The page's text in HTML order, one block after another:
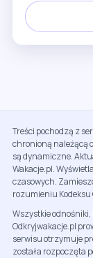
Treści pochodzą z
chronioną należącą
są dynamiczne.
Wakacje.pl.
czasowych.
rozumieniu Kodeksu
Wszystkie
Odkryjwakacje.pl
serwisu otrzymuje
została rozpoczęta